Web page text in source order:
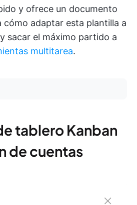
y ofrece un documento
cómo adaptar esta plantilla a
sacar el máximo partido a
multitarea.
tablero Kanban
de cuentas